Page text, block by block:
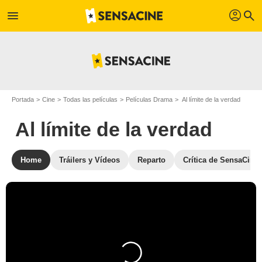
menu profil search
Portada Cine Todas las películas Películas Drama Al límite de la verdad
Al límite de la verdad
Home Tráilers y Vídeos Reparto Crítica de SensaCine